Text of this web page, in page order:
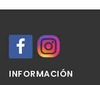
INFORMACIÓN